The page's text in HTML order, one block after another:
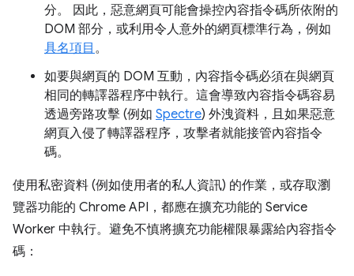
分。 因此，惡意網頁可能會操控內容指令碼所依附的
DOM 部分，或利用令人意外的網頁標準行為，例如
具名項目 。
如要與網頁的 DOM 互動，內容指令碼必須在與網頁
相同的轉譯器程序中執行。這會導致內容指令碼容易
透過旁路攻擊 (例如 Spectre) 外洩資料，且如果惡意
網頁入侵了轉譯器程序，攻擊者就能接管內容指令
碼。
使用私密資料 (例如使用者的私人資訊) 的作業，或存取瀏
覽器功能的 Chrome API，都應在擴充功能的 Service
Worker 中執行。避免不慎將擴充功能權限暴露給內容指令
碼：